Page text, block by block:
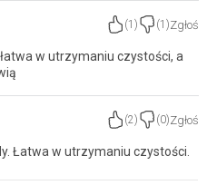
(1 ) (1 )Zgłoś
w utrzymaniu czystości, a
(2) (0)Zgłoś
Łatwa w utrzymaniu czystości.